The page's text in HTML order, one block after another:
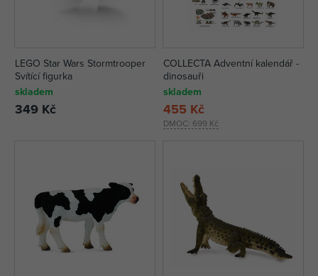
LEGO Star Wars Stormtrooper
Svítící figurka
skladem
349 Kč
COLLECTA Adventní kalendář -
dinosauři
skladem
DMOC: 699 Kč
455 Kč